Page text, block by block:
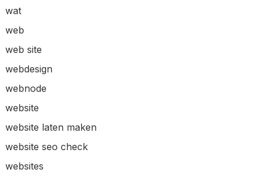
wat
web
web site
webdesign
webnode
website
website laten maken
website seo check
websites